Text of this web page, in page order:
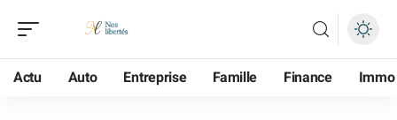
Actu Auto Entreprise Famille Finance Immo